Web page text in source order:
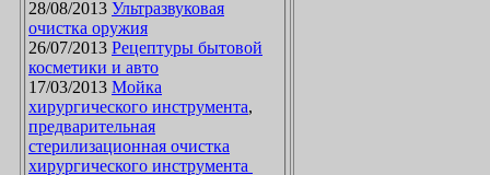
28/08/2013 Ультразвуковая
очистка оружия
26/07/2013 Рецептуры бытовой
косметики и авто
17/03/2013 Мойка
хирургического инструмента,
предварительная
стерилизационная очистка
хирургического инструмента